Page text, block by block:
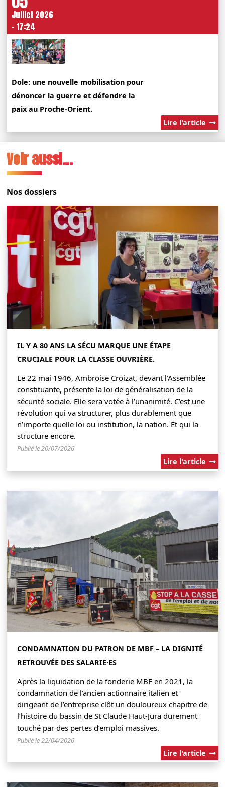
Juillet 2026
- 17:24
Dole: une nouvelle mobilisation pour
dénoncer la guerre et défendre la
paix au Proche-Orient.
Lire l'article
Voir aussi...
Nos dossiers
IL Y A 80 ANS LA SÉCU MARQUE UNE ÉTAPE
CRUCIALE POUR LA CLASSE OUVRIÈRE.
Le 22 mai 1946, Ambroise Croizat, devant l’Assemblée
constituante, présente la loi de généralisation de la
sécurité sociale. Elle sera votée à l’unanimité. C’est une
révolution qui va structurer, plus durablement que
n’importe quelle loi ou institution, la nation. Et qui la
structure encore.
Publié le 20/07/2026
Lire l'article
CONDAMNATION DU PATRON DE MBF – LA DIGNITÉ
RETROUVÉE DES SALARIE·ES
Après la liquidation de la fonderie MBF en 2021, la
condamnation de l’ancien actionnaire italien et
dirigeant de l’entreprise clôt un douloureux chapitre de
l’histoire du bassin de St Claude Haut-Jura durement
touché par des pertes d’emploi massives.
Publié le 22/04/2026
Lire l'article